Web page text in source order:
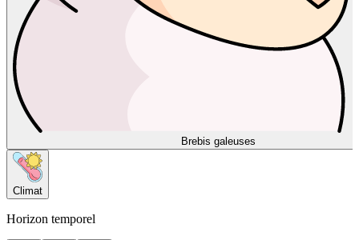
Brebis galeuses
Climat
Horizon temporel